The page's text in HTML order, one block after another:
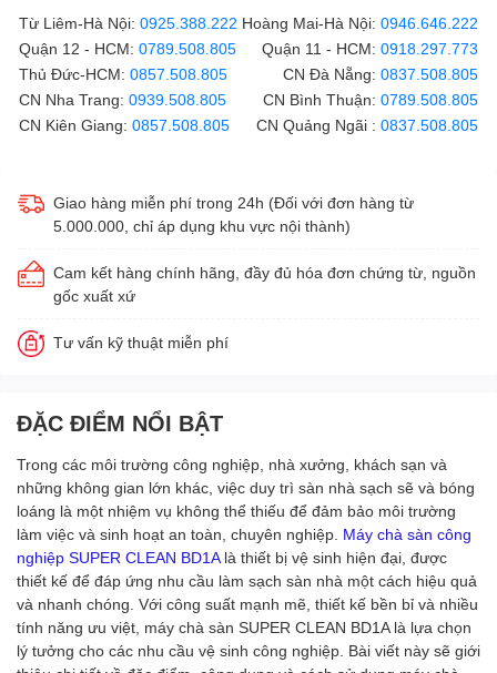
Từ Liêm-Hà Nội: 0925.388.222 Hoàng Mai-Hà Nội: 0946.646.222
Quận 12 - HCM: 0789.508.805 Quận 11 - HCM: 0918.297.773
Thủ Đức-HCM: 0857.508.805 CN Đà Nẵng: 0837.508.805
CN Nha Trang: 0939.508.805 CN Bình Thuận: 0789.508.805
CN Kiên Giang: 0857.508.805 CN Quảng Ngãi : 0837.508.805
Giao hàng miễn phí trong 24h (Đối với đơn hàng từ
5.000.000, chỉ áp dụng khu vực nội thành)
Cam kết hàng chính hãng, đầy đủ hóa đơn chứng từ, nguồn
gốc xuất xứ
Tư vấn kỹ thuật miễn phí
ĐẶC ĐIỂM NỔI BẬT
Trong các môi trường công nghiệp, nhà xưởng, khách sạn và
những không gian lớn khác, việc duy trì sàn nhà sạch sẽ và bóng
loáng là một nhiệm vụ không thể thiếu để đảm bảo môi trường
làm việc và sinh hoạt an toàn, chuyên nghiệp. Máy chà sàn công
nghiệp SUPER CLEAN BD1Alà thiết bị vệ sinh hiện đại, được
thiết kế để đáp ứng nhu cầu làm sạch sàn nhà một cách hiệu quả
và nhanh chóng. Với công suất mạnh mẽ, thiết kế bền bỉ và nhiều
tính năng ưu việt, máy chà sàn SUPER CLEAN BD1A là lựa chọn
lý tưởng cho các nhu cầu vệ sinh công nghiệp. Bài viết này sẽ giới